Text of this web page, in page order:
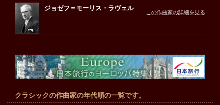
ジョゼフ＝モーリス・ラヴェル
この作曲家の詳細を見る
クラシックの作曲家の年代順の一覧です。